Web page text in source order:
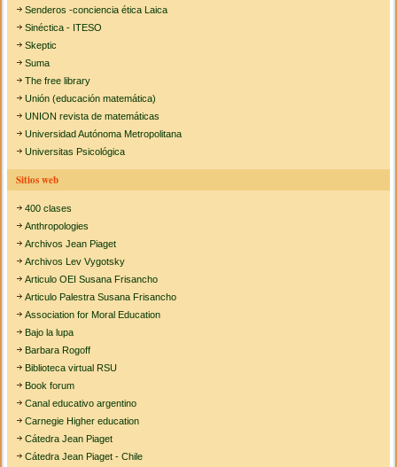
Senderos -conciencia ética Laica
Sinéctica - ITESO
Skeptic
Suma
The free library
Unión (educación matemática)
UNION revista de matemáticas
Universidad Autónoma Metropolitana
Universitas Psicológica
Sitios web
400 clases
Anthropologies
Archivos Jean Piaget
Archivos Lev Vygotsky
Articulo OEI Susana Frisancho
Articulo Palestra Susana Frisancho
Association for Moral Education
Bajo la lupa
Barbara Rogoff
Biblioteca virtual RSU
Book forum
Canal educativo argentino
Carnegie Higher education
Cátedra Jean Piaget
Cátedra Jean Piaget - Chile